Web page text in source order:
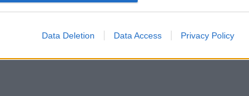
Data Deletion Data Access Privacy Policy